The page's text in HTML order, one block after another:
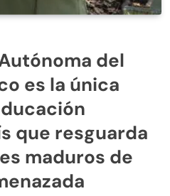
del
es la única
que resguarda
maduros de